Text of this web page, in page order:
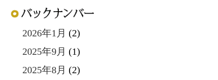
2026年1月 (2)
2025年9月 (1)
2025年8月 (2)